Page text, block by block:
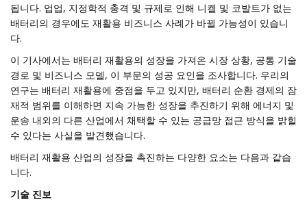
됩니다. 업업, 지정학적 충격 및 규제로 인해 니켈 및 코발트가 없는
배터리의 경우에도 재활용 비즈니스 사례가 바뀔 가능성이 있습니
다.
이 기사에서는 배터리 재활용의 성장을 가져온 시장 상황, 공통 기술
경로 및 비즈니스 모델, 이 부문의 성공 요인을 조사합니다. 우리의
연구는 배터리 재활용에 중점을 두고 있지만, 배터리 순환 경제의 잠
재적 범위를 이해하면 지속 가능한 성장을 추진하기 위해 에너지 및
운송 내외의 다른 산업에서 채택할 수 있는 공급망 접근 방식을 밝힐
수 있다는 사실을 발견했습니다.
배터리 재활용 산업의 성장을 촉진하는 다양한 요소는 다음과 같습
니다.
기술 진보